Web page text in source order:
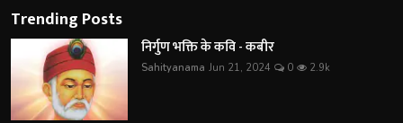
Trending Posts
निर्गुण भक्ति के कवि - कबीर
Sahityanama Jun 21, 2024 0 2.9k